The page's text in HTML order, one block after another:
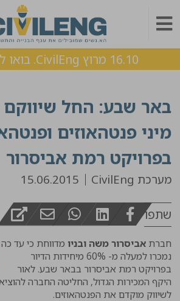
16.10 מרוץ CivilEng. בואו להירשם >>
באר שבע: החל שיווקם
מיני פנטהאוזים
בפרויקט רמת אביסרור
מערכת CivilEng 15.06.2015
שתפו
חברת אביסרור משה ובניו מדווחת כי עד כה
נמכרו למעלה מ- 60% מיחידות הדיור
בפרויקט רמת אביסרור בבאר שבע. לאור
היקף המכירות הגדול, החליטה החברה
לשיווק מוקדם את הפנטהאוזים.